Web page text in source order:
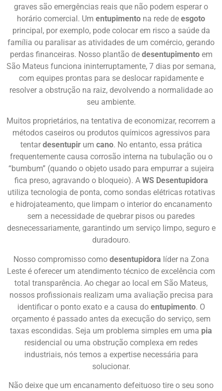
graves são emergências reais que não podem esperar o
horário comercial. Um entupimento na rede de esgoto
principal, por exemplo, pode colocar em risco a saúde da
família ou paralisar as atividades de um comércio, gerando
perdas financeiras. Nosso plantão de desentupimentoem
São Mateus funciona ininterruptamente, 7 dias por semana,
com equipes prontas para se deslocar rapidamente e
resolver a obstrução na raiz, devolvendo a normalidade ao
seu ambiente.
Muitos proprietários, na tentativa de economizar, recorrem a
métodos caseiros ou produtos químicos agressivos para
tentar desentupirum cano. No entanto, essa prática
frequentemente causa corrosão interna na tubulação ou o
“bumbum” (quando o objeto usado para empurrar a sujeira
fica preso, agravando o bloqueio). A WS Desentupidora
utiliza tecnologia de ponta, como sondas elétricas rotativas
e hidrojateamento, que limpam o interior do encanamento
sem a necessidade de quebrar pisos ou paredes
desnecessariamente, garantindo um serviço limpo, seguro e
duradouro.
Nosso compromisso como desentupidora líder na Zona
Leste é oferecer um atendimento técnico de excelência com
total transparência. Ao chegar ao local em São Mateus,
nossos profissionais realizam uma avaliação precisa para
identificar o ponto exato e a causa do entupimento. O
orçamento é passado antes da execução do serviço, sem
taxas escondidas. Seja um problema simples em uma pia
residencial ou uma obstrução complexa em redes
industriais, nós temos a expertise necessária para
solucionar.
Não deixe que um encanamento defeituoso tire o seu sono